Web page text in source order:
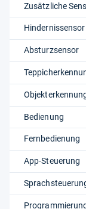
Zusätzliche
Hindernissensor
Absturzsensor
Bedienung
Fernbedienung
App-Steuerung